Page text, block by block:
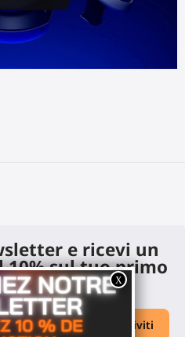
e ricevi un
10% sul tuo primo